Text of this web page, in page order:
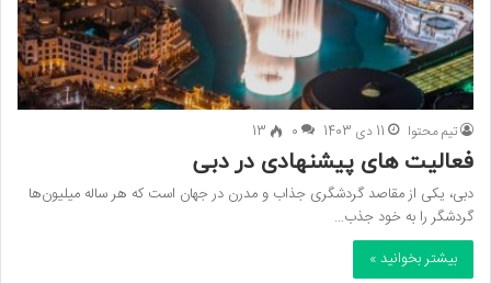
تیم محتوا 11 دی 1403 0
13
فعالیت های پیشنهادی در دبی
دبی، یکی از مقاصد گردشگری جذاب و مدرن در جهان است که هر ساله میلیون‌ها
گردشگر را به خود جذب…
بیشتر بخوانید »